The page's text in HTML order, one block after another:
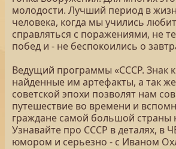
молодости. Лучший период в
человека, когда мы учились
справляться с поражениями, не
побед и - не беспокоились о
Ведущий программы «СССР. Знак
найденные им артефакты, а так
советской эпохи позволят нам
путешествие во времени и
граждане самой большой страны
Узнавайте про СССР в деталях, в
юмором и серьезно - с Иваном